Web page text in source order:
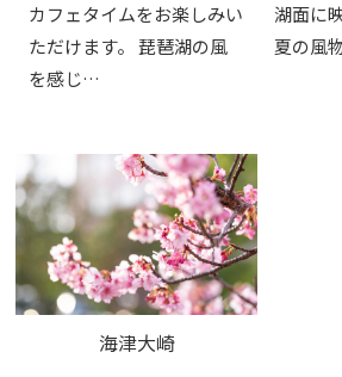
カフェタイムをお楽しみい
ただけます。 琵琶湖の風
を感じ…
湖面に
夏の風
海津大崎